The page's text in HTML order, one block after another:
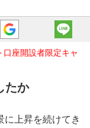
口座開設者限定キャ
たか
上昇を続けてき